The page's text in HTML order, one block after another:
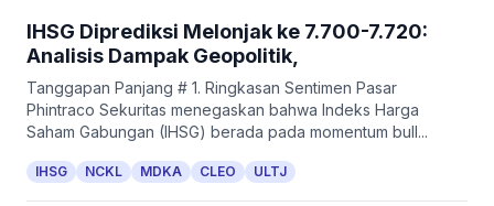
IHSG Diprediksi Melonjak ke 7.700-7.720:
Analisis Dampak Geopolitik,
Tanggapan Panjang # 1. Ringkasan Sentimen Pasar
Phintraco Sekuritas menegaskan bahwa Indeks Harga
Saham Gabungan (IHSG) berada pada momentum bull...
IHSG NCKL MDKA CLEO ULTJ